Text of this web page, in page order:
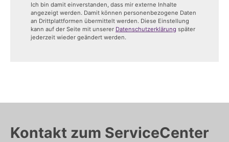
Ich bin damit einverstanden, dass mir externe Inhalte
angezeigt werden. Damit können personenbezogene Daten
an Drittplattformen übermittelt werden. Diese Einstellung
kann auf der Seite mit unserer Datenschutzerklärung später
jederzeit wieder geändert werden.
Kontakt zum ServiceCenter